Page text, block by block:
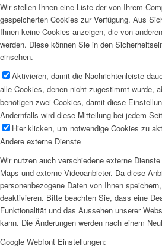
Wir stellen Ihnen eine Liste der von Ihrem
gespeicherten Cookies zur Verfügung. Aus
Ihnen keine Cookies anzeigen, die von
werden. Diese können Sie in den
einsehen.
Aktivieren, damit die Nachrichtenleiste
alle Cookies, denen nicht zugestimmt wurde,
benötigen zwei Cookies, damit diese
Andernfalls wird diese Mitteilung bei jedem
Hier klicken, um notwendige Cookies zu
Andere externe Dienste
Wir nutzen auch verschiedene externe
Maps und externe Videoanbieter. Da diese
personenbezogene Daten von Ihnen
deaktivieren. Bitte beachten Sie, dass eine
Funktionalität und das Aussehen unserer
kann. Die Änderungen werden nach einem
Google Webfont Einstellungen: